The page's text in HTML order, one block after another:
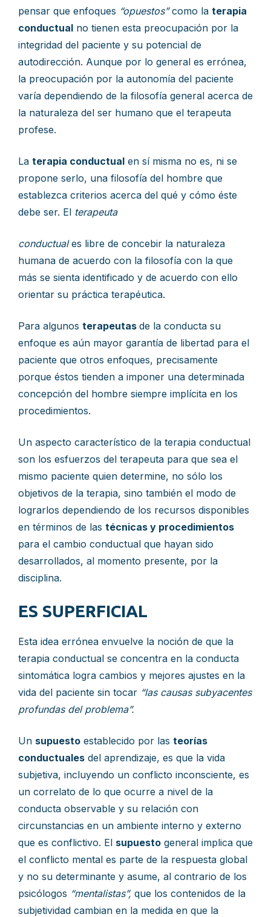
pensar que enfoques “opuestos”como la terapia
conductual no tienen esta preocupación por la
integridad del paciente y su potencial de
autodirección. Aunque por lo general es errónea,
la preocupación por la autonomía del paciente
varía dependiendo de la filosofía general acerca de
la naturaleza del ser humano que el terapeuta
profese.
La terapia conductual en sí misma no es, ni se
propone serlo, una filosofía del hombre que
establezca criterios acerca del qué y cómo éste
debe ser. El terapeuta
conductuales libre de concebir la naturaleza
humana de acuerdo con la filosofía con la que
más se sienta identificado y de acuerdo con ello
orientar su práctica terapéutica.
Para algunos terapeutas de la conducta su
enfoque es aún mayor garantía de libertad para el
paciente que otros enfoques, precisamente
porque éstos tienden a imponer una determinada
concepción del hombre siempre implícita en los
procedimientos.
Un aspecto característico de la terapia conductual
son los esfuerzos del terapeuta para que sea el
mismo paciente quien determine, no sólo los
objetivos de la terapia, sino también el modo de
lograrlos dependiendo de los recursos disponibles
en términos de las técnicas y procedimientos
para el cambio conductual que hayan sido
desarrollados, al momento presente, por la
disciplina.
ES SUPERFICIAL
Esta idea errónea envuelve la noción de que la
terapia conductual se concentra en la conducta
sintomática logra cambios y mejores ajustes en la
vida del paciente sin tocar “las causas subyacentes
profundas del problema”.
Un supuesto establecido por las teorías
conductuales del aprendizaje, es que la vida
subjetiva, incluyendo un conflicto inconsciente, es
un correlato de lo que ocurre a nivel de la
conducta observable y su relación con
circunstancias en un ambiente interno y externo
que es conflictivo. El supuesto general implica que
el conflicto mental es parte de la respuesta global
y no su determinante y asume, al contrario de los
psicólogos “mentalistas”, que los contenidos de la
subjetividad cambian en la medida en que la